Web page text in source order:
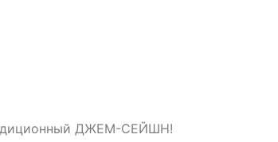
ДЖЕМ-СЕЙШН!